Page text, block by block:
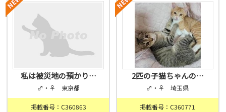
私は被災地の預かり…
♂・♀ 東京都
掲載番号：C360863
2匹の子猫ちゃんの…
♂・♀ 埼玉県
掲載番号：C360771